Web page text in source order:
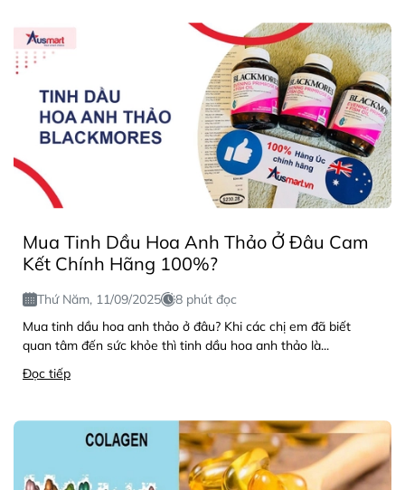
Mua Tinh Dầu Hoa Anh Thảo Ở Đâu Cam
Kết Chính Hãng 100%?
Thứ Năm, 11/09/2025
8 phút đọc
Mua tinh dầu hoa anh thảo ở đâu? Khi các chị em đã biết
quan tâm đến sức khỏe thì tinh dầu hoa anh thảo là...
Đọc tiếp